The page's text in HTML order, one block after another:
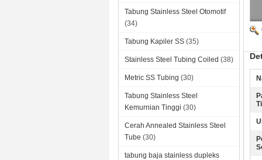
Tabung Stainless Steel Otomotif
(34)
Tabung Kapiler SS (35)
Stainless Steel Tubing Coiled (38)
Metric SS Tubing (30)
Tabung Stainless Steel
Kemurnian Tinggi (30)
Cerah Annealed Stainless Steel
Tube (30)
tabung baja stainless dupleks